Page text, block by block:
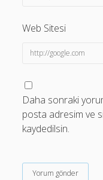
Web Sitesi
Daha sonraki
posta adresim ve
kaydedilsin.